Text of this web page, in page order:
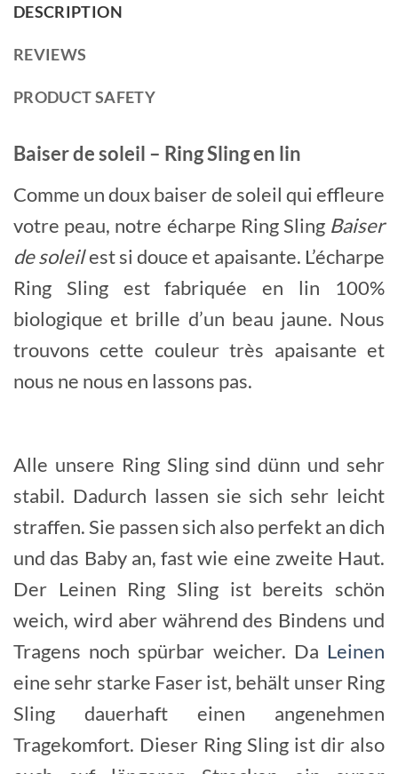
DESCRIPTION
REVIEWS
PRODUCT SAFETY
Baiser de soleil – Ring Sling en lin
Comme un doux baiser de soleil qui effleure
votre peau, notre écharpe Ring Sling Baiser
de soleilest si douce et apaisante. L’écharpe
Ring Sling est fabriquée en lin 100%
biologique et brille d’un beau jaune. Nous
trouvons cette couleur très apaisante et
nous ne nous en lassons pas.
Alle unsere Ring Sling sind dünn und sehr
stabil. Dadurch lassen sie sich sehr leicht
straffen. Sie passen sich also perfekt an dich
und das Baby an, fast wie eine zweite Haut.
Der Leinen Ring Sling ist bereits schön
weich, wird aber während des Bindens und
Tragens noch spürbar weicher. Da Leinen
eine sehr starke Faser ist, behält unser Ring
Sling dauerhaft einen angenehmen
Tragekomfort. Dieser Ring Sling ist dir also